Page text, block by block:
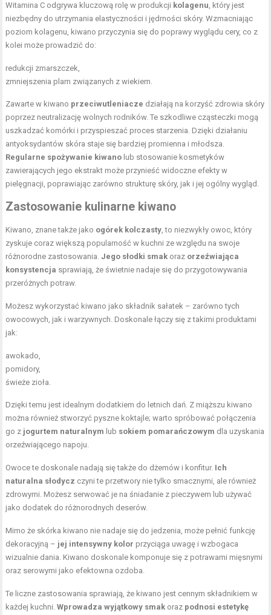
Witamina C odgrywa kluczową rolę w produkcji kolagenu, który jest
niezbędny do utrzymania elastyczności i jędrności skóry. Wzmacniając
poziom kolagenu, kiwano przyczynia się do poprawy wyglądu cery, co z
kolei może prowadzić do:
redukcji zmarszczek,
zmniejszenia plam związanych z wiekiem.
Zawarte w kiwano przeciwutleniacze działają na korzyść zdrowia skóry
poprzez neutralizację wolnych rodników. Te szkodliwe cząsteczki mogą
uszkadzać komórki i przyspieszać proces starzenia. Dzięki działaniu
antyoksydantów skóra staje się bardziej promienna i młodsza.
Regularne spożywanie kiwano lub stosowanie kosmetyków
zawierających jego ekstrakt może przynieść widoczne efekty w
pielęgnacji, poprawiając zarówno strukturę skóry, jak i jej ogólny wygląd.
Zastosowanie kulinarne kiwano
Kiwano, znane także jako ogórek kolczasty, to niezwykły owoc, który
zyskuje coraz większą popularność w kuchni ze względu na swoje
różnorodne zastosowania.Jego słodki smak oraz orzeźwiająca
konsystencja sprawiają, że świetnie nadaje się do przygotowywania
przeróżnych potraw.
Możesz wykorzystać kiwano jako składnik sałatek – zarówno tych
owocowych, jak i warzywnych. Doskonale łączy się z takimi produktami
jak:
awokado,
pomidory,
świeże zioła.
Dzięki temu jest idealnym dodatkiem do letnich dań. Z miąższu kiwano
można również stworzyć pyszne koktajle; warto spróbować połączenia
go z jogurtem naturalnym lub sokiem pomarańczowym dla uzyskania
orzeźwiającego napoju.
Owoce te doskonale nadają się także do dżemów i konfitur. Ich
naturalna słodycz czyni te przetwory nie tylko smacznymi, ale również
zdrowymi. Możesz serwować je na śniadanie z pieczywem lub używać
jako dodatek do różnorodnych deserów.
Mimo że skórka kiwano nie nadaje się do jedzenia, może pełnić funkcję
dekoracyjną – jej intensywny kolor przyciąga uwagę i wzbogaca
wizualnie dania. Kiwano doskonale komponuje się z potrawami mięsnymi
oraz serowymi jako efektowna ozdoba.
Te liczne zastosowania sprawiają, że kiwano jest cennym składnikiem w
każdej kuchni.Wprowadza wyjątkowy smak oraz podnosi estetykę